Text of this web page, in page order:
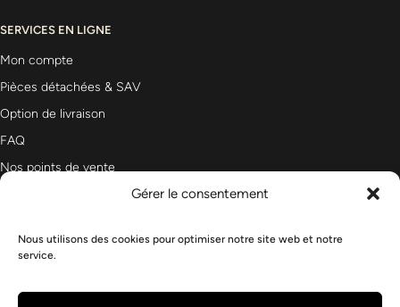
Gérer le consentement
Nous utilisons des cookies pour optimiser notre site web et notre
service.
SERVICES EN LIGNE
Mon compte
Pièces détachées & SAV
Option de livraison
FAQ
Nos points de vente
Newsletter